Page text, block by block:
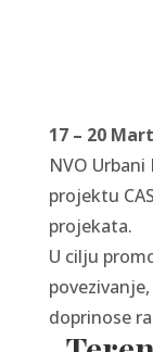
17 – 20
NVO
projektu
projekata.
U cilju
doprinose